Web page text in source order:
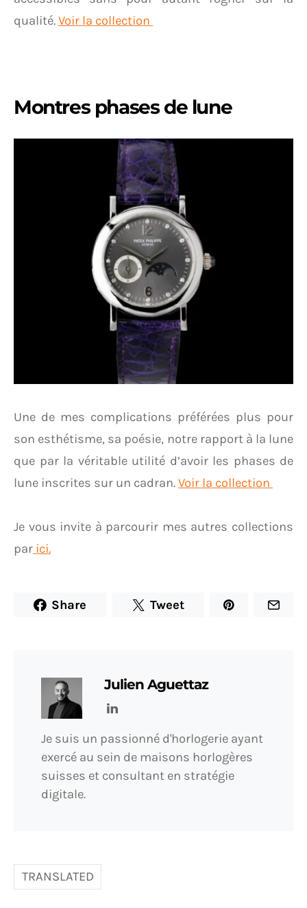
qualité.Voir la collection
Montres phases de lune
Une de mes complications préférées plus pour
son esthétisme, sa poésie, notre rapport à la lune
que par la véritable utilité d’avoir les phases de
lune inscrites sur un cadran.Voir la collection
Je vous invite à parcourir mes autres collections
par ici.
Share Tweet
Julien Aguettaz
Je suis un passionné d'horlogerie ayant
exercé au sein de maisons horlogères
suisses et consultant en stratégie
digitale.
TRANSLATED